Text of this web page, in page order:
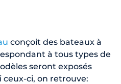
conçoit des bateaux à
à tous types de
seront exposés
ci, on retrouve: